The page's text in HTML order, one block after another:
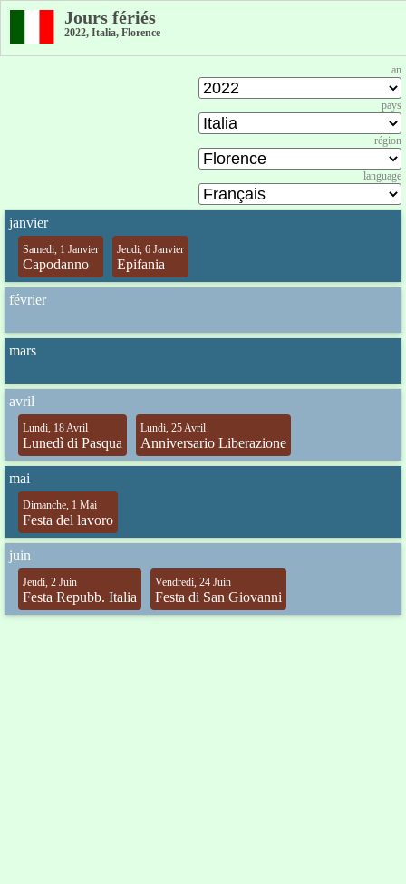
Jours fériés
2022, Italia, Florence
an
pays
région
language
janvier
Samedi, 1 Janvier
Capodanno
Jeudi, 6 Janvier
Epifania
février
mars
avril
Lundi, 18 Avril
Lunedì di Pasqua
Lundi, 25 Avril
Anniversario Liberazione
mai
Dimanche, 1 Mai
Festa del lavoro
juin
Jeudi, 2 Juin
Festa Repubb. Italia
Vendredi, 24 Juin
Festa di San Giovanni